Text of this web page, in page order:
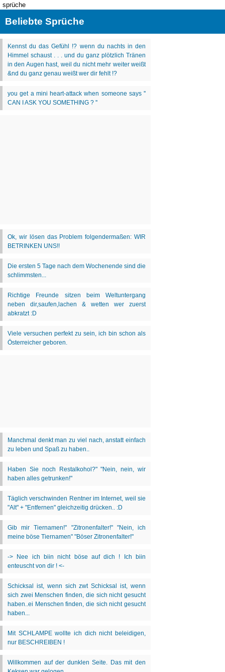
sprüche
Beliebte Sprüche